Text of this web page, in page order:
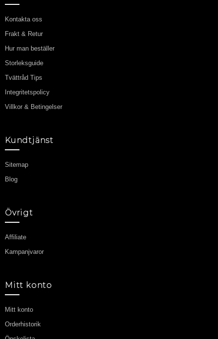
Kontakta oss
Frakt & Retur
Hur man beställer
Storleksguide
Tvättråd Tips
Integritetspolicy
Villkor & Betingelser
Kundtjänst
Sitemap
Blog
Övrigt
Affiliate
Kampanjvaror
Mitt konto
Mitt konto
Orderhistorik